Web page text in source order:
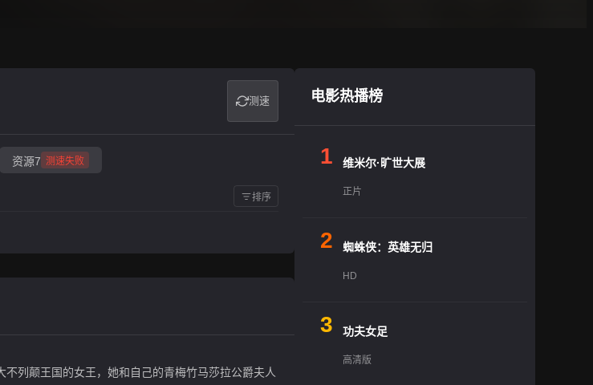
测速
资源7 测速失败
排序
列颠王国的女王，她和自己的青梅竹马莎拉公爵夫人
电影热播榜
1 维米尔·旷世大展
正片
2 蜘蛛侠：英雄无归
HD
3 功夫女足
高清版